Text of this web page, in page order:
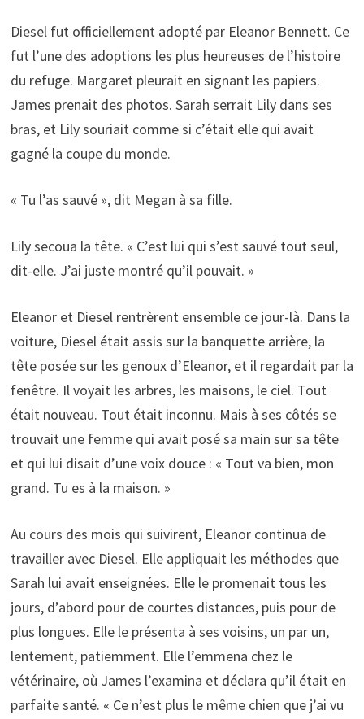
Diesel fut officiellement adopté par Eleanor Bennett. Ce
fut l’une des adoptions les plus heureuses de l’histoire
du refuge. Margaret pleurait en signant les papiers.
James prenait des photos. Sarah serrait Lily dans ses
bras, et Lily souriait comme si c’était elle qui avait
gagné la coupe du monde.
« Tu l’as sauvé », dit Megan à sa fille.
Lily secoua la tête. « C’est lui qui s’est sauvé tout seul,
dit-elle. J’ai juste montré qu’il pouvait. »
Eleanor et Diesel rentrèrent ensemble ce jour-là. Dans la
voiture, Diesel était assis sur la banquette arrière, la
tête posée sur les genoux d’Eleanor, et il regardait par la
fenêtre. Il voyait les arbres, les maisons, le ciel. Tout
était nouveau. Tout était inconnu. Mais à ses côtés se
trouvait une femme qui avait posé sa main sur sa tête
et qui lui disait d’une voix douce : « Tout va bien, mon
grand. Tu es à la maison. »
Au cours des mois qui suivirent, Eleanor continua de
travailler avec Diesel. Elle appliquait les méthodes que
Sarah lui avait enseignées. Elle le promenait tous les
jours, d’abord pour de courtes distances, puis pour de
plus longues. Elle le présenta à ses voisins, un par un,
lentement, patiemment. Elle l’emmena chez le
vétérinaire, où James l’examina et déclara qu’il était en
parfaite santé. « Ce n’est plus le même chien que j’ai vu